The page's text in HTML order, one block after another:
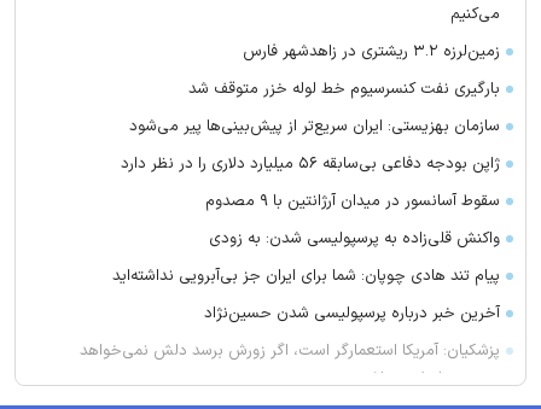
می‌کنیم
زمین‌لرزه ۳.۲ ریشتری در زاهدشهر فارس
بارگیری نفت کنسرسیوم خط لوله خزر متوقف شد
سازمان بهزیستی: ایران سریع‌تر از پیش‌بینی‌ها پیر می‌شود
ژاپن بودجه دفاعی بی‌سابقه ۵۶ میلیارد دلاری را در نظر دارد
سقوط آسانسور در میدان آرژانتین با ۹ مصدوم
واکنش قلی‌زاده به پرسپولیسی شدن: به زودی
پیام تند هادی چوپان: شما برای ایران جز بی‌آبرویی نداشته‌اید
آخرین خبر درباره پرسپولیسی شدن حسین‌نژاد
پزشکیان: آمریکا استعمارگر است، اگر زورش برسد دلش نمی‌خواهد
جمهوری اسلامی باشد